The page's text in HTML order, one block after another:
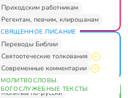
Приходским работникам
Регентам, певчим, клирошанам
СВЯЩЕННОЕ ПИСАНИЕ
Переводы Библии
Святоотеческие толкования
Современные комментарии
МОЛИТВОСЛОВЫ.
БОГОСЛУЖЕБНЫЕ ТЕКСТЫ
Молитвы по-русски